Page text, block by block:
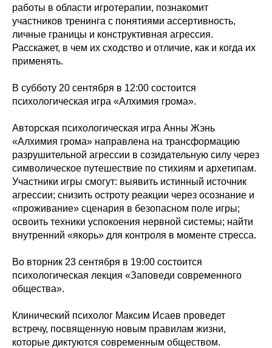
работы в области игротерапии, познакомит
участников тренинга с понятиями ассертивность,
личные границы и конструктивная агрессия.
Расскажет, в чем их сходство и отличие, как и когда их
применять.
В субботу 20 сентября в 12:00 состоится
психологическая игра «Алхимия грома».
Авторская психологическая игра Анны Жэнь
«Алхимия грома» направлена на трансформацию
разрушительной агрессии в созидательную силу через
символическое путешествие по стихиям и архетипам.
Участники игры смогут: выявить истинный источник
агрессии; снизить остроту реакции через осознание и
«проживание» сценария в безопасном поле игры;
освоить техники успокоения нервной системы; найти
внутренний «якорь» для контроля в моменте стресса.
Во вторник 23 сентября в 19:00 состоится
психологическая лекция «Заповеди современного
общества».
Клинический психолог Максим Исаев проведет
встречу, посвященную новым правилам жизни,
которые диктуются современным обществом.